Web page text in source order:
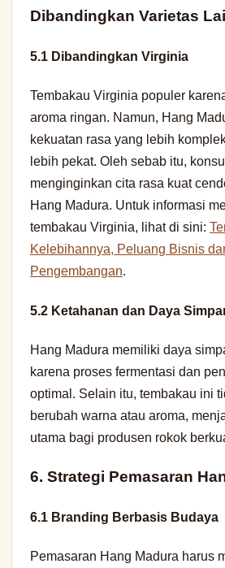
Dibandingkan Varietas
5.1 Dibandingkan Virginia
Tembakau Virginia populer
aroma ringan. Namun, Hang
kekuatan rasa yang lebih
lebih pekat. Oleh sebab itu,
menginginkan cita rasa kuat
Hang Madura. Untuk informasi
tembakau Virginia, lihat di sini:
Kelebihannya, Peluang Bisnis
Pengembangan.
5.2 Ketahanan dan Daya
Hang Madura memiliki daya
karena proses fermentasi dan
optimal. Selain itu, tembakau ini
berubah warna atau aroma,
utama bagi produsen rokok
6. Strategi Pemasaran
6.1 Branding Berbasis Budaya
Pemasaran Hang Madura harus